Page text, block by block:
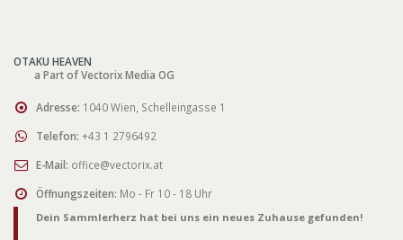
OTAKU HEAVEN
a Part of Vectorix Media OG
Adresse: 1040 Wien, Schelleingasse 1
Telefon: +43 1 2796492
E-Mail: office@vectorix.at
Öffnungszeiten: Mo - Fr 10 - 18 Uhr
Dein Sammlerherz hat bei uns ein neues Zuhause gefunden!